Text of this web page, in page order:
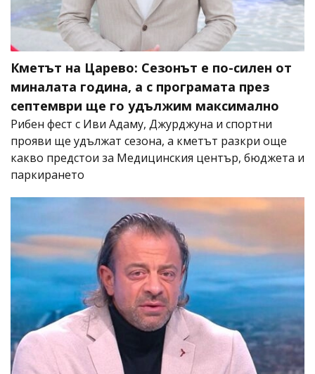
Кметът на Царево: Сезонът е по-силен от
миналата година, а с програмата през
септември ще го удължим максимално
Рибен фест с Иви Адаму, Джурджуна и спортни
прояви ще удължат сезона, а кметът разкри още
какво предстои за Медицинския център, бюджета и
паркирането